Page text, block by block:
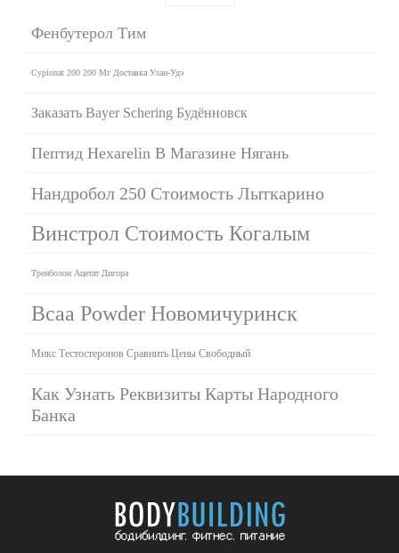
Фенбутерол Тим
Cypionat 200 200 Мг Доставка Улан-Удэ
Заказать Bayer Schering Будённовск
Пептид Hexarelin В Магазине Нягань
Нандробол 250 Стоимость Лыткарино
Винстрол Стоимость Когалым
Тренболон Ацетат Дигора
Bcaa Powder Новомичуринск
Микс Тестостеронов Сравнить Цены Свободный
Как Узнать Реквизиты Карты Народного
Банка